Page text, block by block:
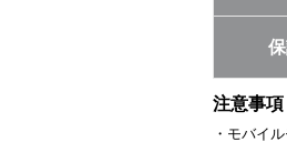
注意事項
・モバイ